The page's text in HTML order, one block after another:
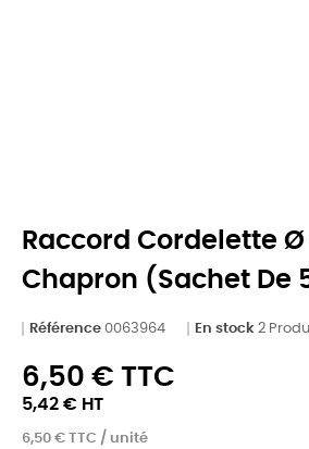
Raccord Cordelette
Chapron (Sachet De
Référence 0063964 En stock 2
6,50 € TTC
5,42 € HT
6,50 € TTC / unité